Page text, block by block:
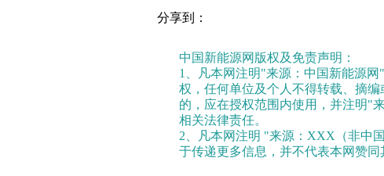
分享到：
中国新能源网版权及免责声明：
1、凡本网注明"来源：中国新能源
权，任何单位及个人不得转载、摘
的，应在授权范围内使用，并注明"
相关法律责任。
2、凡本网注明 "来源：XXX（非中
于传递更多信息，并不代表本网赞同